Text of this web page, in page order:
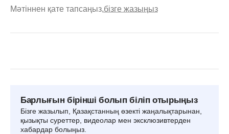
Мәтіннен қате тапсаңыз,бізге жазыңыз
Барлығын бірінші болып біліп отырыңыз
Бізге жазылып, Қазақстанның өзекті жаңалықтарынан,
қызықты суреттер, видеолар мен эксклюзивтерден
хабардар болыңыз.